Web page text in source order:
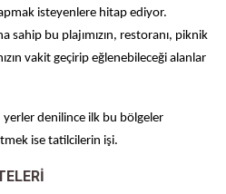
isteyenlere hitap ediyor.
sahip bu plajımızın, restoranı, piknik
vakit geçirip eğlenebileceği alanlar
denilince ilk bu bölgeler
ise tatilcilerin işi.